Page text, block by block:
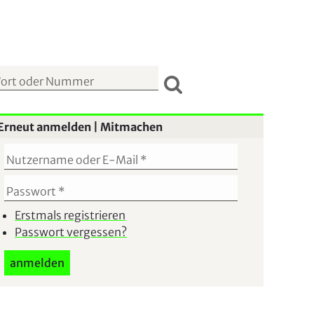
h
o
r
m
anmelden | Mitmachen
Erstmals registrieren
Passwort vergessen?